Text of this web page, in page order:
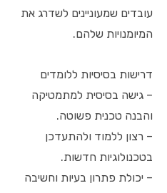
עובדים שמעוניינים לשדרג את
המיומנויות שלהם.
דרישות בסיסיות ללומדים
– גישה בסיסית למתמטיקה
והבנה טכנית פשוטה.
– רצון ללמוד ולהתעדכן
בטכנולוגיות חדשות.
– יכולת פתרון בעיות וחשיבה